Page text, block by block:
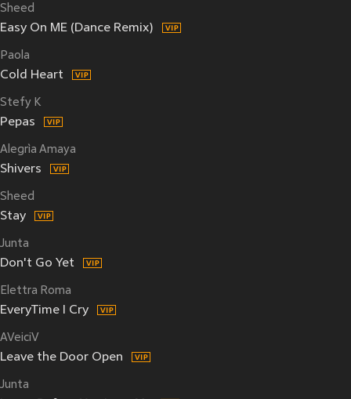
Sheed
Easy On ME (Dance Remix)
Paola
Cold Heart
Stefy K
Pepas
Alegrìa Amaya
Shivers
Sheed
Stay
Junta
Don't Go Yet
Elettra Roma
EveryTime I Cry
AVeiciV
Leave the Door Open
Junta